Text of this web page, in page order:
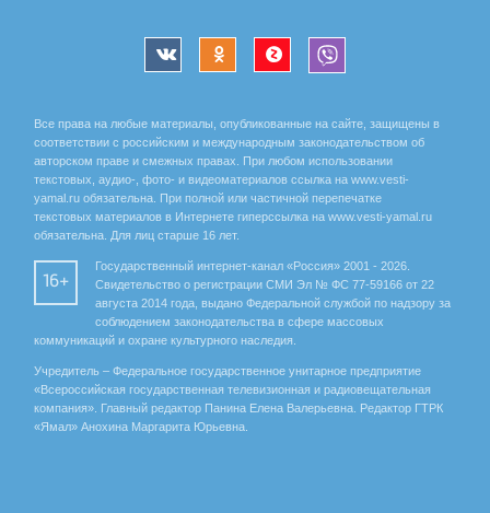
Все права на любые материалы, опубликованные на сайте, защищены в
соответствии с российским и международным законодательством об
авторском праве и смежных правах. При любом использовании
текстовых, аудио-, фото- и видеоматериалов ссылка на www.vesti-
yamal.ru обязательна. При полной или частичной перепечатке
текстовых материалов в Интернете гиперссылка на www.vesti-yamal.ru
обязательна. Для лиц старше 16 лет.
16+
Государственный интернет-канал «Россия» 2001 - 2026.
Свидетельство о регистрации СМИ Эл № ФС 77-59166 от 22
августа 2014 года, выдано Федеральной службой по надзору за
соблюдением законодательства в сфере массовых
коммуникаций и охране культурного наследия.
Учредитель – Федеральное государственное унитарное предприятие
«Всероссийская государственная телевизионная и радиовещательная
компания». Главный редактор Панина Елена Валерьевна. Редактор ГТРК
«Ямал» Анохина Маргарита Юрьевна.